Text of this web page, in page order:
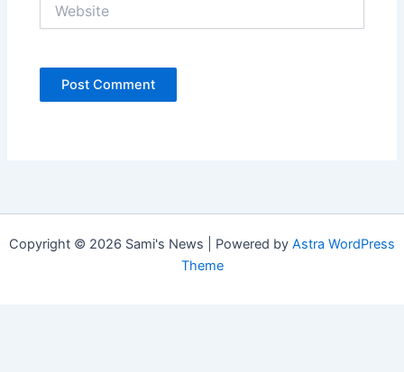
Copyright © 2026 Sami's News | Powered by Astra WordPress
Theme